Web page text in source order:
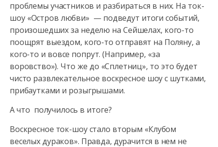
проблемы участников и разбираться в них. На ток-
шоу «Остров любви» — подведут итоги событий,
произошедших за неделю на Сейшелах, кого-то
поощрят выездом, кого-то отправят на Поляну, а
кого-то и вовсе попрут. (Например, «за
воровство»). Что же до «Сплетниц», то это будет
чисто развлекательное воскресное шоу с шутками,
прибаутками и розыгрышами.
А что получилось в итоге?
Воскресное ток-шоу стало вторым «Клубом
веселых дураков». Правда, дурачится в нем не